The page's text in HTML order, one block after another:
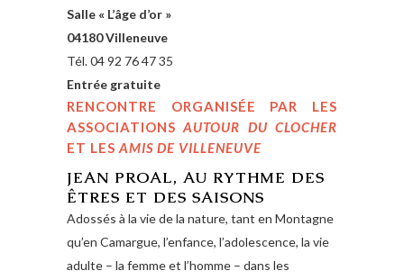
Salle « L’âge d’or »
04180 Villeneuve
Tél. 04 92 76 47 35
Entrée gratuite
RENCONTRE ORGANISÉE PAR LES
ASSOCIATIONSAUTOUR DU CLOCHER
ET LES AMIS DE VILLENEUVE
JEAN PROAL, AU RYTHME DES
ÊTRES ET DES SAISONS
Adossés à la vie de la nature, tant en Montagne
qu’en Camargue, l’enfance, l’adolescence, la vie
adulte – la femme et l’homme – dans les